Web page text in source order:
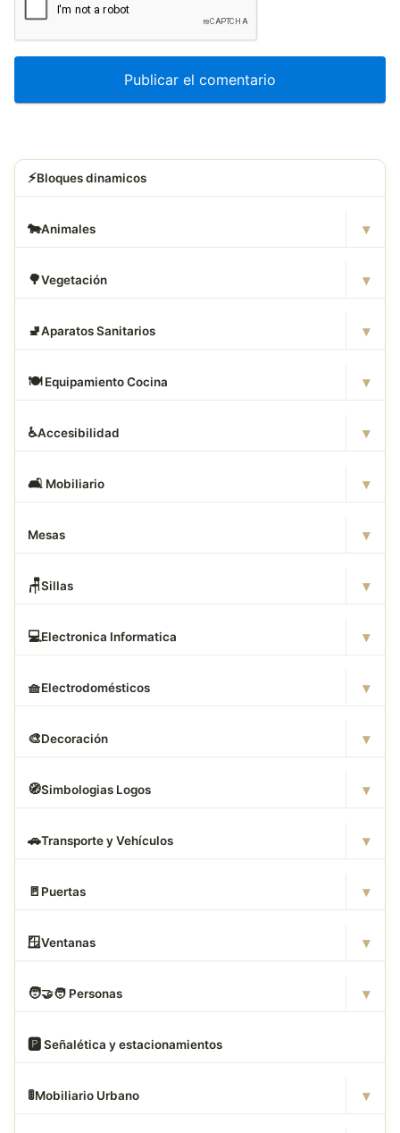
⚡Bloques dinamicos
🐄Animales ▾
🌳Vegetación ▾
🚽Aparatos Sanitarios ▾
🍽️ Equipamiento Cocina ▾
♿Accesibilidad ▾
🛋 ️ Mobiliario ▾
Mesas ▾
🪑Sillas ▾
💻Electronica Informatica ▾
🧺Electrodomésticos ▾
🎨Decoración ▾
🧭Simbologias Logos ▾
🚗Transporte y Vehículos ▾
🚪 Puertas ▾
🪟Ventanas ▾
🧑‍🤝‍🧑 Personas ▾
🅿️ Señalética y estacionamientos
🚦Mobiliario Urbano ▾